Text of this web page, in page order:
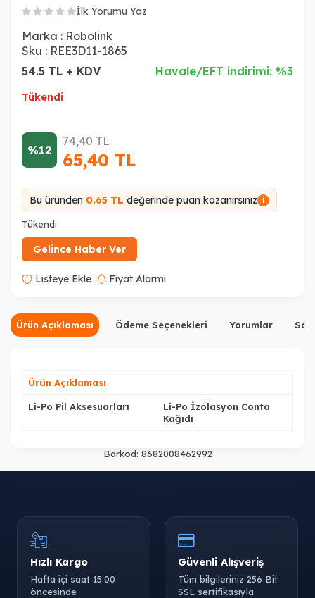
İlk Yorumu Yaz
Marka : Robolink
Sku : REE3D11-1865
54.5 TL + KDV
Havale/EFT indirimi: %3
Tükendi
%12
74,40TL
65,40 TL
Bu üründen 0.65 TL değerinde puan kazanırsınız i
Tükendi
Gelince Haber Ver
Listeye Ekle Fiyat Alarmı
Ürün Açıklaması Ödeme Seçenekleri Yorumlar
Ürün Açıklaması
Li-Po Pil Aksesuarları
Li-Po İzolasyon Conta
Kağıdı
Barkod: 8682008462992
Hızlı Kargo
Hafta içi saat 15:00
öncesinde
Güvenli Alışveriş
Tüm bilgileriniz 256 Bit
SSL sertifikasıyla